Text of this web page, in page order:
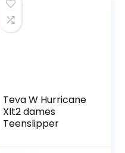
€25.99.
Teva W Hurricane
Xlt2 dames
Teenslipper